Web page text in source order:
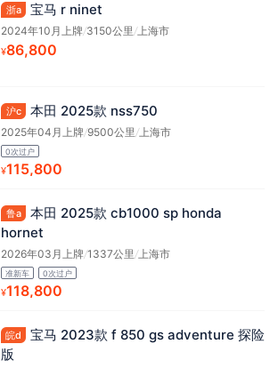
浙a 宝马 r ninet
2024年10月上牌/3150公里/上海市
¥86,800
沪c 本田 2025款 nss750
2025年04月上牌/9500公里/上海市
0次过户
¥115,800
鲁a
本田 2025款 cb1000 sp honda
hornet
2026年03月上牌/1337公里/上海市
准新车 0次过户
¥118,800
皖d
宝马 2023款 f 850 gs adventure 探险
版